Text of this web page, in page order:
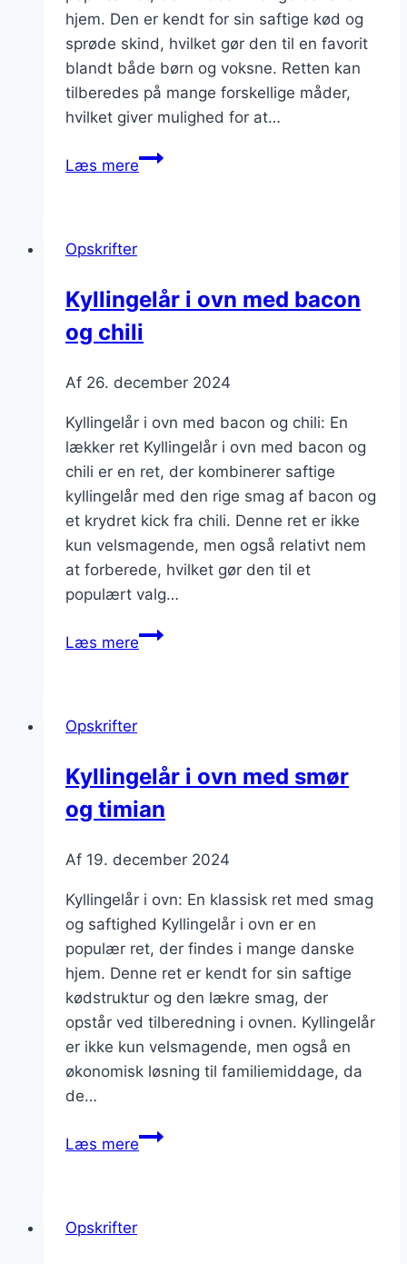
hjem. Den er kendt for sin saftige kød og
sprøde skind, hvilket gør den til en favorit
blandt både børn og voksne. Retten kan
tilberedes på mange forskellige måder,
hvilket giver mulighed for at…
Læs mereKyllingelår
svampe
Opskrifter
Kyllingelår i ovn med bacon
og chili
Af 26. december 2024
Kyllingelår i ovn med bacon og chili: En
lækker ret Kyllingelår i ovn med bacon og
chili er en ret, der kombinerer saftige
kyllingelår med den rige smag af bacon og
et krydret kick fra chili. Denne ret er ikke
kun velsmagende, men også relativt nem
at forberede, hvilket gør den til et
populært valg…
Læs mereKyllingelår
chili
Opskrifter
Kyllingelår i ovn med smør
og timian
Af 19. december 2024
Kyllingelår i ovn: En klassisk ret med smag
og saftighed Kyllingelår i ovn er en
populær ret, der findes i mange danske
hjem. Denne ret er kendt for sin saftige
kødstruktur og den lækre smag, der
opstår ved tilberedning i ovnen. Kyllingelår
er ikke kun velsmagende, men også en
økonomisk løsning til familiemiddage, da
de…
Læs mereKyllingelår
Opskrifter